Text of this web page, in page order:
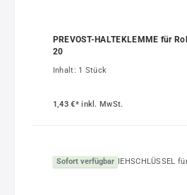
PREVOST-HALTEKLEMME für
20
Inhalt: 1 Stück
1,43 €*inkl. MwSt.
Sofort verfügbar